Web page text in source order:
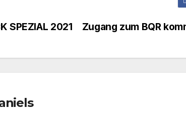
Zugang zum BQR
SPEZIAL 2021